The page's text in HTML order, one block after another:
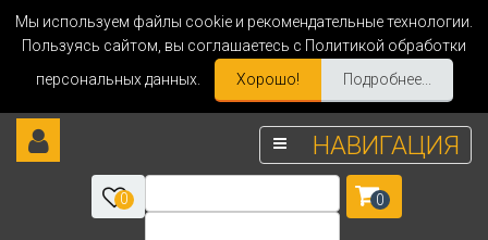
Мы используем файлы cookie и рекомендательные технологии.
Пользуясь сайтом, вы соглашаетесь с Политикой обработки
персональных данных.
Хорошо! Подробнее...
НАВИГАЦИЯ
0 0